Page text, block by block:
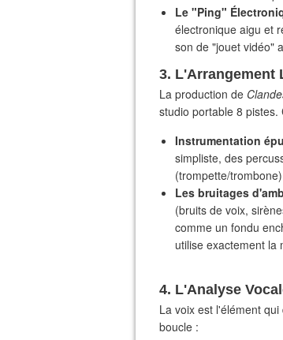
Le "Ping"
électronique aigu et
son de "jouet vidéo"
​3. L'Arrangement
​La production de
studio portable 8
Instrumentation
simpliste, des
(trompette/
Les bruitages
(bruits de voix,
comme un fondu
utilise exactement la
​4. L'Analyse
​La voix est l'élément
boucle :